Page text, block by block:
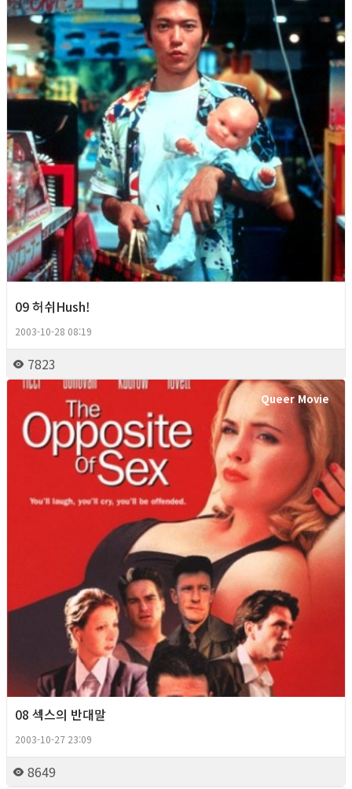
09 허쉬Hush!
2003-10-28 08:19
7823
Queer Movie
08 섹스의 반대말
2003-10-27 23:09
8649